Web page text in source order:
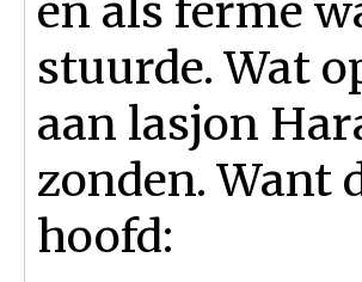
en als ferme
stuurde. Wat
aan lasjon
zonden. Want
hoofd: